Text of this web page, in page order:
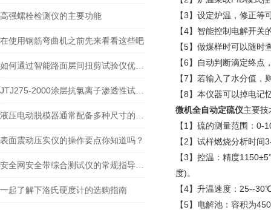
高强螺栓检测仪的主要功能
在使用钢筋弯曲机之前先来看看这些吧
表面震动压实仪的操作要点你知道吗？
一起了解下洛氏硬度计的选购指南
【3】设定炉温，修正等
【4】智能控制电解开
【5】做煤样时可以随
【6】自动判断滴定终
【7】若输入了水分值
【8】本仪器可以掉电
微机全自动定硫仪主要技
【1】硫的测量范围：0-
【2】试样燃烧分析时
【3】控温：精度
度)。
【4】升温速度：25--
【5】电解池：容积为